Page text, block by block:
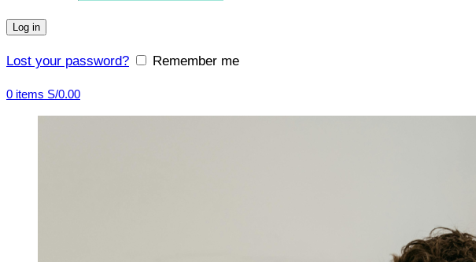
Log in
Lost your password? Remember me
0 items S/0.00